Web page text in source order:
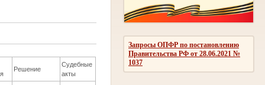
Запросы ОПФР по постановлению
Правительства РФ от 28.06.2021 №
1037
Решение
Судебные
акты